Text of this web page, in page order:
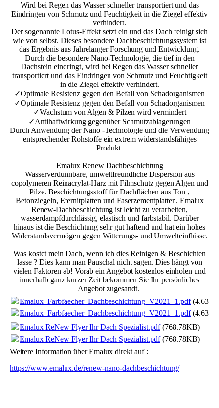
Wird bei Regen das Wasser schneller transportiert und das
Eindringen von Schmutz und Feuchtigkeit in die Ziegel effektiv
verhindert.
Der sogenannte Lotus-Effekt setzt ein und das Dach reinigt sich
wie von selbst. Dieses besondere Dachbeschichtungssystem ist
das Ergebnis aus Jahrelanger Forschung und Entwicklung.
Durch die besondere Nano-Technologie, die tief in den
Dachstein eindringt, wird bei Regen das Wasser schneller
transportiert und das Eindringen von Schmutz und Feuchtigkeit
in die Ziegel effektiv verhindert.
✓Optimale Resistenz gegen den Befall von Schadorganismen
✓Optimale Resistenz gegen den Befall von Schadorganismen
✓Wachstum von Algen & Pilzen wird vermindert
✓Antihaftwirkung gegenüber Schmutzablagerungen
Durch Anwendung der Nano -Technologie und die Verwendung
entsprechender Rohstoffe ein extrem widerstandsfähiges
Produkt.
Emalux Renew Dachbeschichtung
Wasserverdünnbare, umweltfreundliche Dispersion aus
copolymeren Reinacrylat-Harz mit Filmschutz gegen Algen und
Pilze. Beschichtungsstoff für Dachflächen aus Ton-,
Betonziegeln, Eternitplatten und Faserzementplatten. Emalux
Renew-Dachbeschichtung ist leicht zu verarbeiten,
wasserdampfdurchlässig, elastisch und farbstabil. Darüber
hinaus ist die Beschichtung sehr gut haftend und hat ein hohes
Widerstandsvermögen gegen Witterungs- und Umwelteinflüsse.
Was kostet mein Dach, wenn ich dies Reinigen & Beschichten
lasse ? Dies kann man Pauschal nicht sagen. Dies hängt von
vielen Faktoren ab! Vorab ein Angebot kostenlos einholen und
innerhalb ganz kurzer Zeit bekommen Sie Ihr persönliches
Angebot zugesandt.
Emalux_Farbfaecher_Dachbeschichtung_V2021_1.pdf
Emalux_Farbfaecher_Dachbeschichtung_V2021_1.pdf
Emalux ReNew Flyer Ihr Dach Spezialist.pdf(768.78KB)
Emalux ReNew Flyer Ihr Dach Spezialist.pdf(768.78KB)
Weitere Information über Emalux direkt auf :
https://www.emalux.de/renew-nano-dachbeschichtung/